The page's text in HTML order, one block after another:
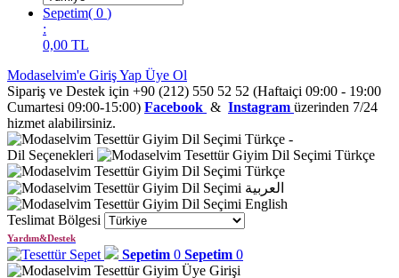
Sepetim( 0 )
:
0,00 TL
Modaselvim'e Giriş Yap Üye Ol
Sipariş ve Destek için +90 (212) 550 52 52 (Haftaiçi 09:00 - 19:00
Cumartesi 09:00-15:00) Facebook & Instagram üzerinden 7/24
hizmet alabilirsiniz.
Türkçe -
Dil Seçenekleri
Türkçe
Türkçe
العربية
English
Teslimat Bölgesi
Yardım&Destek
Sepetim 0 Sepetim 0